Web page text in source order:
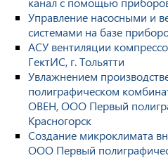
Управление насосными и
системами на базе
АСУ вентиляции
ГектИС, г. Тольятти
Увлажнением
полиграфическом
ОВЕН, ООО Первый
Красногорск
Создание микроклимата
ООО Первый